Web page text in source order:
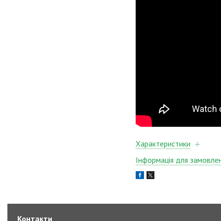
Характеристики
Інформація для
Контакти